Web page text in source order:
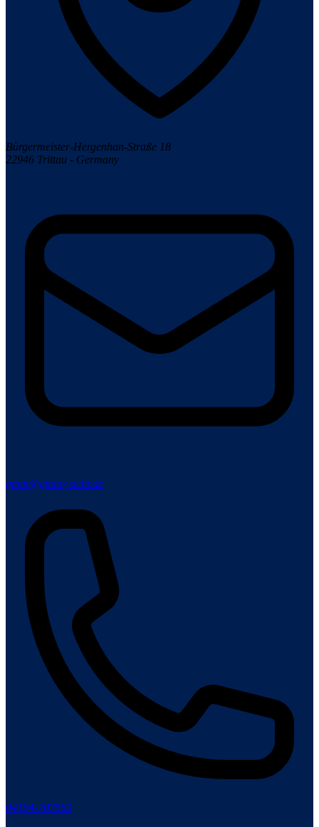
Bürgermeister-Hergenhan-Straße 18
22946 Trittau - Germany
gmm@gmm-yacht.de
04154-707560